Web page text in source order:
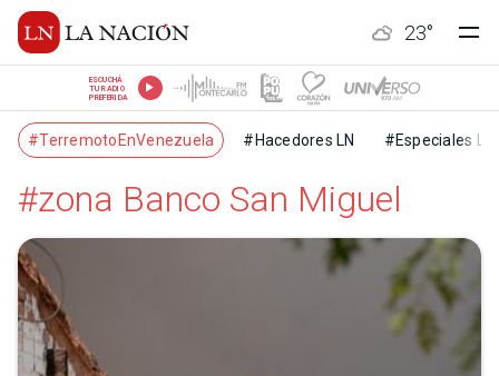
23°
ESCUCHÁ
TU RADIO
PREFERIDA
#TerremotoEnVenezuela #Hacedores LN #Especiales LN
#zona Banco San Miguel